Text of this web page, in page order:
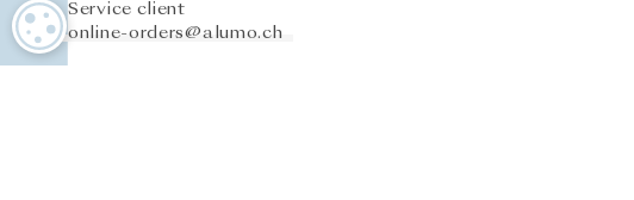
Service client
online-orders@alumo.ch
PARAMÉTRAGE DES COOKIES